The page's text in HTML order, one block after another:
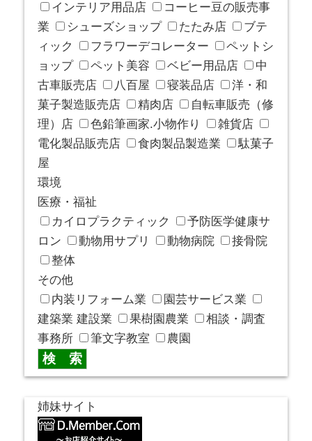
インテリア用品店
コーヒー豆の販売事
業
シューズショップ たたみ店
ブテ
ィック
フラワーデコレーター
ペットシ
ョップ
ペット美容 ベビー用品店
中
古車販売店
八百屋 寝装品店
洋・和
菓子製造販売店
精肉店
自転車販売（修
理）店
色鉛筆画家.小物作り
雑貨店
電化製品販売店
食肉製品製造業
駄菓子
屋
環境
医療・福祉
カイロプラクティック
予防医学健康サ
ロン
動物用サプリ 動物病院
接骨院
整体
その他
内装リフォーム業
園芸サービス業
建築業 建設業
果樹園農業
相談・調査
事務所
筆文字教室 農園
姉妹サイト